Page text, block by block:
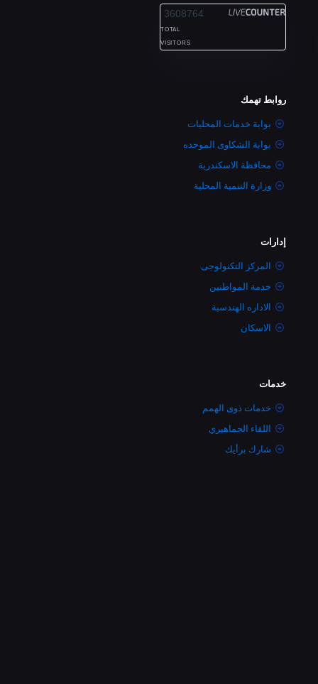
3608764
TOTAL
VISITORS
روابط تهمك
بوابة خدمات المحليات
بوابة الشكاوى الموحده
محافظة الاسكندرية
وزارة التنمية المحلية
إدارات
المركز التكنولوجى
خدمة المواطنين
الاداره الهندسية
الاسكان
خدمات
خدمات ذوى الهمم
اللقاء الجماهيري
شارك برأيك